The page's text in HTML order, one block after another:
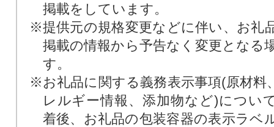
掲載をしています。
※提供元の規格変更などに伴い、お礼
掲載の情報から予告なく変更となる
す。
※お礼品に関する義務表示事項(原材料
レルギー情報、添加物など)につい
着後、お礼品の包装容器の表示ラベ